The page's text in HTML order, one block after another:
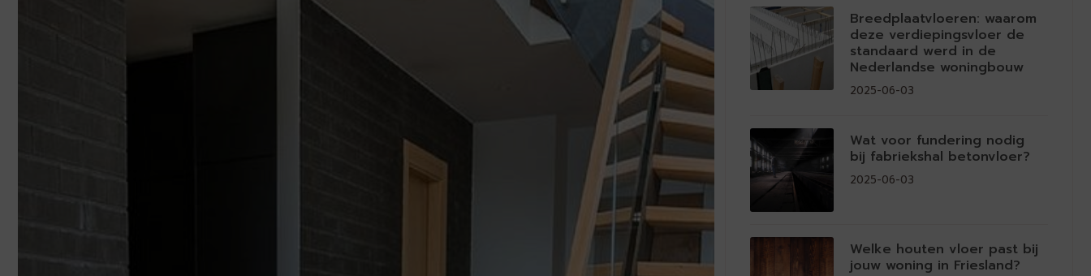
Breedplaatvloeren: waarom
deze verdiepingsvloer de
standaard werd in de
Nederlandse woningbouw
2025-06-03
Wat voor fundering nodig
bij fabriekshal betonvloer?
2025-06-03
Welke houten vloer past bij
jouw woning in Friesland?